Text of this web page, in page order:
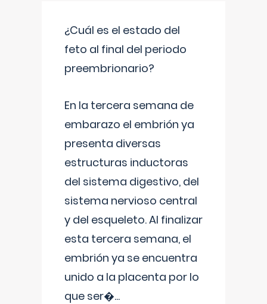
¿Cuál es el estado del
feto al final del periodo
preembrionario?
En la tercera semana de
embarazo el embrión ya
presenta diversas
estructuras inductoras
del sistema digestivo, del
sistema nervioso central
y del esqueleto. Al finalizar
esta tercera semana, el
embrión ya se encuentra
unido a la placenta por lo
que ser�...